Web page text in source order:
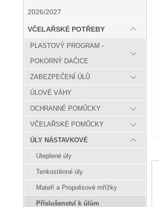
2026/2027
VČELAŘSKÉ POTŘEBY
PLASTOVÝ PROGRAM -
POKORNÝ DAČICE
ZABEZPEČENÍ ÚLŮ
ÚLOVÉ VÁHY
OCHRANNÉ POMŮCKY
VČELAŘSKÉ POMŮCKY
ÚLY NÁSTAVKOVÉ
Uteplené úly
Tenkostěnné úly
Mateří a Propolisové mřížky
Příslušenství k úlům